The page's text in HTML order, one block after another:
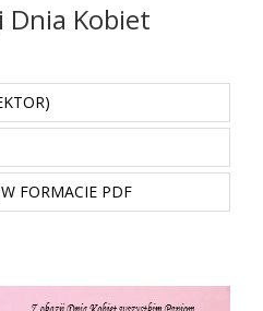
Dnia Kobiet
FORMACIE PDF